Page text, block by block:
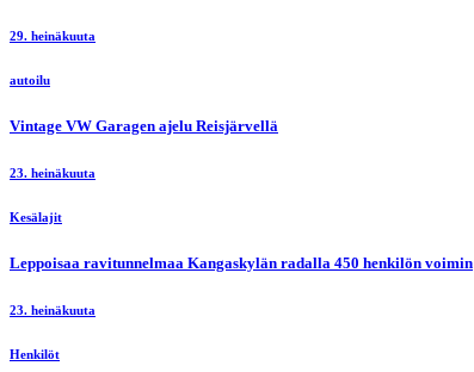
29. heinäkuuta
autoilu
Vintage VW Garagen ajelu Reisjärvellä
23. heinäkuuta
Kesälajit
Leppoisaa ravitunnelmaa Kangaskylän radalla 450 henkilön voimin
23. heinäkuuta
Henkilöt